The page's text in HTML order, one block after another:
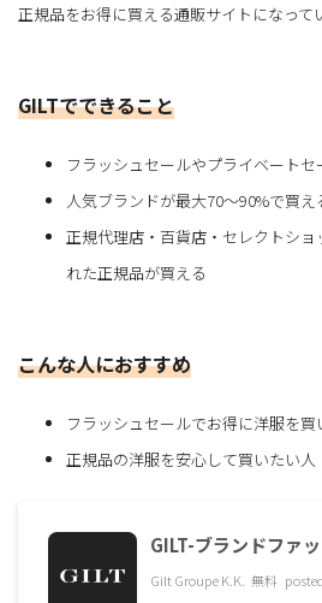
正規品をお得に買える通販サイトになって
GILTでできること
フラッシュセールやプライベート
人気ブランドが最大70〜90%で買え
正規代理店・百貨店・セレクトシ
れた正規品が買える
こんな人におすすめ
フラッシュセールでお得に洋服を買
正規品の洋服を安心して買いたい人
GILT-ブランドファ
Gilt Groupe K.K. 無料